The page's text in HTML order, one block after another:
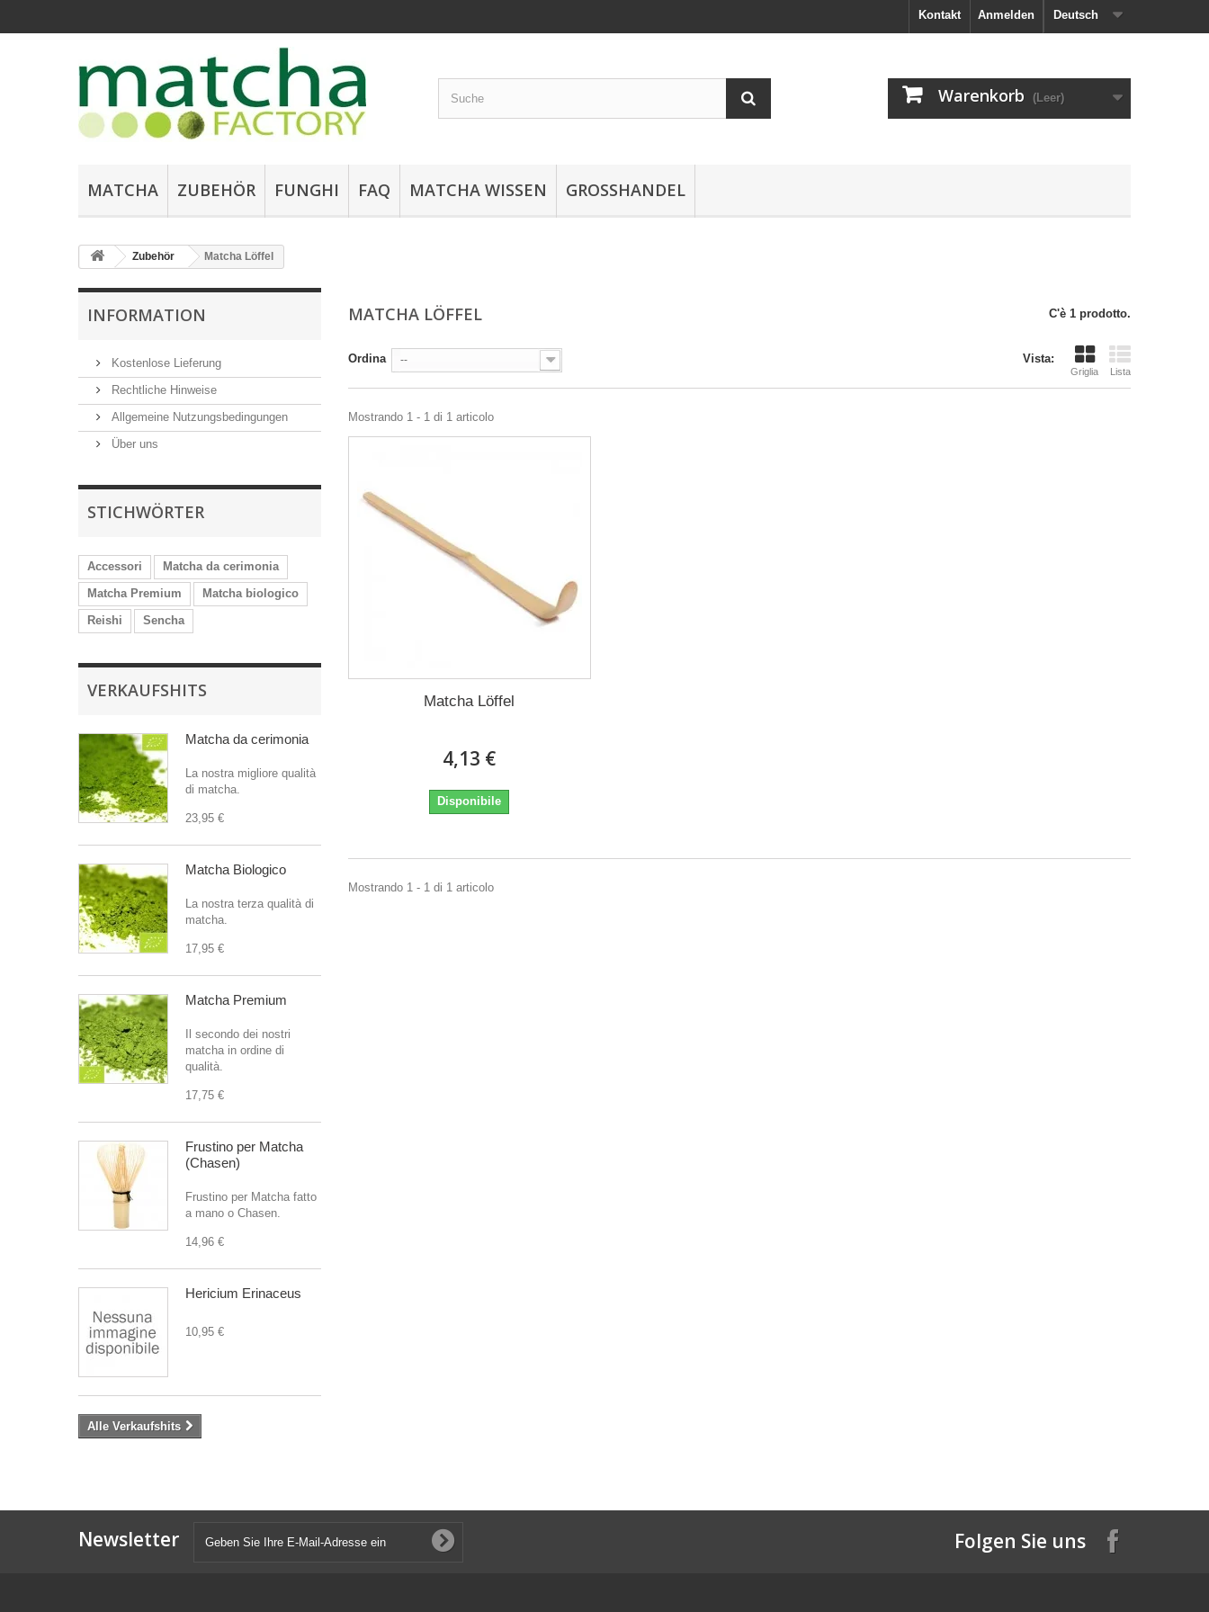
Deutsch
Anmelden
Kontakt
Warenkorb (Leer)
MATCHA ZUBEHÖR FUNGHI FAQ MATCHA WISSEN GROSSHANDEL
Zubehör Matcha Löffel
INFORMATION
Kostenlose Lieferung
Rechtliche Hinweise
Allgemeine Nutzungsbedingungen
Über uns
STICHWÖRTER
Accessori
Matcha da cerimonia
Matcha Premium
Matcha biologico
Reishi
Sencha
VERKAUFSHITS
Matcha da cerimonia
La nostra migliore qualità
di matcha.
23,95 €
Matcha Biologico
La nostra terza qualità di
matcha.
17,95 €
Matcha Premium
Il secondo dei nostri
matcha in ordine di
qualità.
17,75 €
Frustino per Matcha
(Chasen)
Frustino per Matcha fatto
a mano o Chasen.
14,96 €
Hericium Erinaceus
10,95 €
Alle Verkaufshits
MATCHA LÖFFEL C'è 1 prodotto.
Vista:
Griglia Lista
Ordina --
Mostrando 1 - 1 di 1 articolo
Matcha Löffel
4,13 €
Disponibile
Mostrando 1 - 1 di 1 articolo
Newsletter Folgen Sie uns